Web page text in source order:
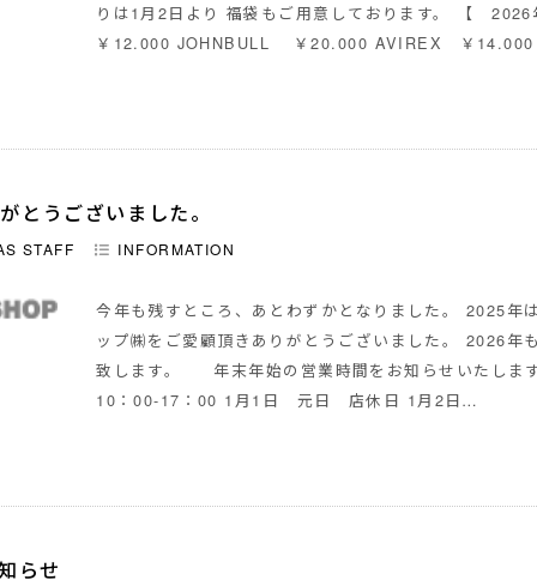
りは1月2日より 福袋もご用意しております。 【
￥12.000 JOHNBULL ￥20.000 AVIREX ￥
とうございました。
STAFF INFORMATION
今年も残すところ、あとわずかとなりました。 2025年
ップ㈱をご愛顧頂きありがとうございました。 2026年
致します。 年末年始の営業時間をお知らせいた
10：00-17：00 1月1日 元日 店休日 1月2日…
らせ